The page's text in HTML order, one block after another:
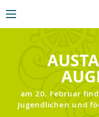
am 20. Februar
Jugendlichen und